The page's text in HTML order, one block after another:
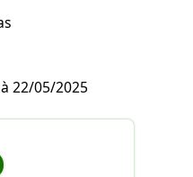
22/05/2025